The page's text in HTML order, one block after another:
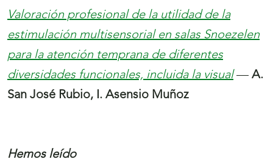
Valoración profesional de la utilidad de la
estimulación multisensorial en salas Snoezelen
para la atención temprana de diferentes
diversidades funcionales, incluida la visual — A.
San José Rubio, I. Asensio Muñoz
Hemos leído